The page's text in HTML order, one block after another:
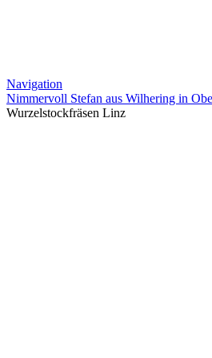
Navigation
Nimmervoll Stefan aus Wilhering in
Wurzelstockfräsen Linz